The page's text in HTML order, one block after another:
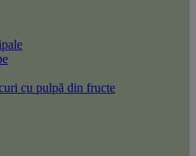
cu pulpă din fructe